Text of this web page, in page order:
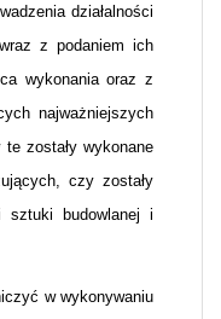
działalności
z podaniem ich
wykonania oraz z
najważniejszych
zostały wykonane
czy zostały
sztuki budowlanej i
w wykonywaniu